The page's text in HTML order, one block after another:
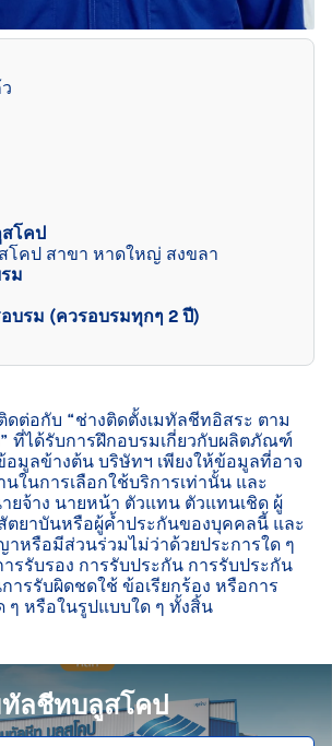
โคป
โคป สาขา หาดใหญ่ สงขลา
ม
บรม (ควรอบรมทุกๆ 2 ปี)
ดต่อกับ “ช่างติดตั้งเมทัลชีทอิสระ ตาม
ที่ได้รับการฝึกอบรมเกี่ยวกับผลิตภัณฑ์
มูลข้างต้น บริษัทฯ เพียงให้ข้อมูลที่อาจ
ในการเลือกใช้บริการเท่านั้น และ
ยจ้าง นายหน้า ตัวแทน ตัวแทนเชิด ผู้
ตยาบันหรือผู้ค้ำประกันของบุคคลนี้ และ
าหรือมีส่วนร่วมไม่ว่าด้วยประการใด ๆ
รรับรอง การรับประกัน การรับประกัน
ารรับผิดชดใช้ ข้อเรียกร้อง หรือการ
ๆ หรือในรูปแบบใด ๆ ทั้งสิ้น
ลชีทบลูสโคป